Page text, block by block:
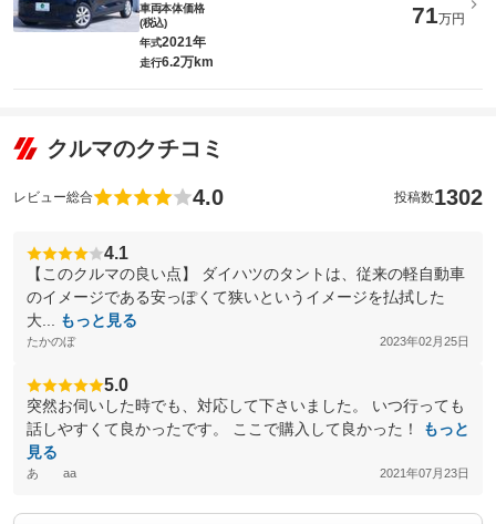
車両本体価格
(税込)
71万円
年式2021年
走行6.2万km
クルマのクチコミ
レビュー総合 4.0 投稿数1302
4.1
【このクルマの良い点】 ダイハツのタントは、従来の軽自動車
のイメージである安っぽくて狭いというイメージを払拭した
大...
もっと見る
たかのぼ 2023年02月25日
5.0
突然お伺いした時でも、対応して下さいました。 いつ行っても
話しやすくて良かったです。 ここで購入して良かった！
もっと
見る
あ aa 2021年07月23日